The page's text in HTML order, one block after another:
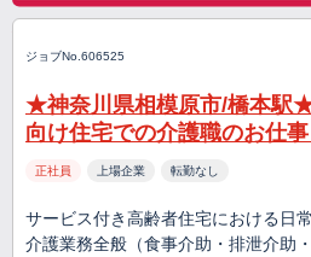
ジョブNo.606525
★神奈川県相模原市/橋本駅
向け住宅での介護職のお仕事
正社員 上場企業 転勤なし
サービス付き高齢者住宅における日
介護業務全般（食事介助・排泄介助